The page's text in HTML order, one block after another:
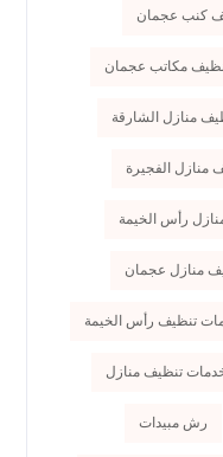
كنب عجمان
مكاتب عجمان
منازل الشارقة
منازل الفجيرة
رأس الخيمة
منازل عجمان
تنظيف رأس الخيمة
تنظيف منازل
رش مبيدات